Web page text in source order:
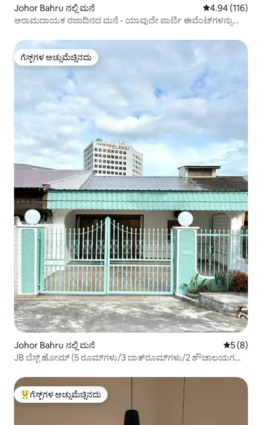
Johor Bahru ನಲ್ಲಿ ಮನೆ 5 ರಲ್ಲಿ 4.94
4.94 (116)
ಆರಾಮದಾಯಕ ರಜಾದಿನದ ಮನೆ - ಯಾವುದೇ ಪಾರ್ಟಿ ಈವೆಂಟ್‌ಗಳನ್ನು
ಗೆಸ್ಟ್‌ಗಳ ಅಚ್ಚುಮೆಚ್ಚಿನದು
ಗೆಸ್ಟ್‌ಗಳ ಅಚ್ಚುಮೆಚ್ಚಿನದು
Johor Bahru ನಲ್ಲಿ ಮನೆ 5 ರಲ್ಲಿ 5
5 (8)
JB ಬೆಸ್ಟ್ ಹೋಮ್ (5 ರೂಮ್‌ಗಳು/3 ಬಾತ್‌ರೂಮ್‌ಗಳು/2 ಶೌಚಾಲಯಗಳು)
ಗೆಸ್ಟ್‌ಗಳಿಗೆ ಅತಿ ಹೆಚ್ಚು ಅಚ್ಚುಮೆಚ್ಚಿನದು
ಗೆಸ್ಟ್‌ಗಳ ಅಚ್ಚುಮೆಚ್ಚಿನದು